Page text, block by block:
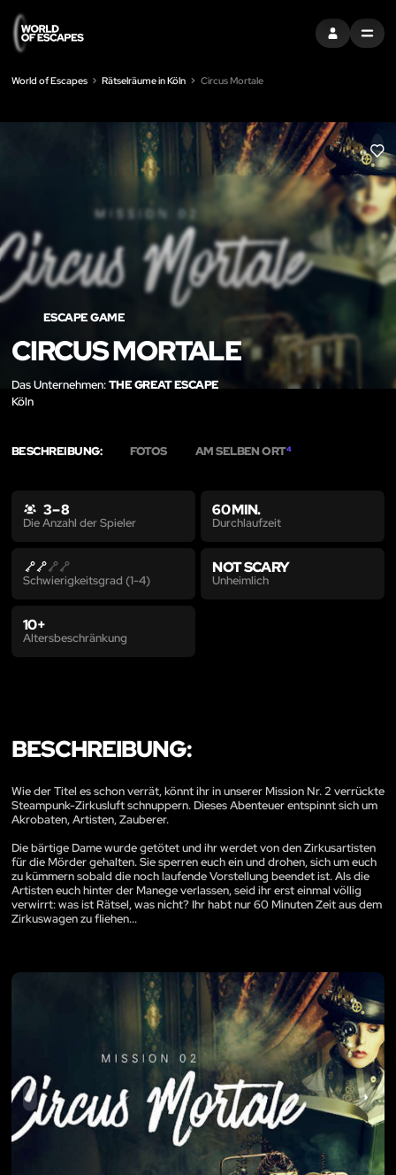
EINTRAGEN
MENU
World of Escapes Rätselräume in Köln Circus Mortale
LIKE
ESCAPE GAME
CIRCUS MORTALE
Das Unternehmen:THE GREAT ESCAPE
Köln
BESCHREIBUNG: FOTOS AM SELBEN ORT4
3 – 8
Die Anzahl der Spieler
60 MIN.
Durchlaufzeit
Schwierigkeitsgrad (1-4)
NOT SCARY
Unheimlich
10+
Altersbeschränkung
BESCHREIBUNG:
Wie der Titel es schon verrät, könnt ihr in unserer Mission Nr. 2 verrückte
Steampunk-Zirkusluft schnuppern. Dieses Abenteuer entspinnt sich um
Akrobaten, Artisten, Zauberer.
Die bärtige Dame wurde getötet und ihr werdet von den Zirkusartisten
für die Mörder gehalten. Sie sperren euch ein und drohen, sich um euch
zu kümmern sobald die noch laufende Vorstellung beendet ist. Als die
Artisten euch hinter der Manege verlassen, seid ihr erst einmal völlig
verwirrt: was ist Rätsel, was nicht? Ihr habt nur 60 Minuten Zeit aus dem
Zirkuswagen zu fliehen...